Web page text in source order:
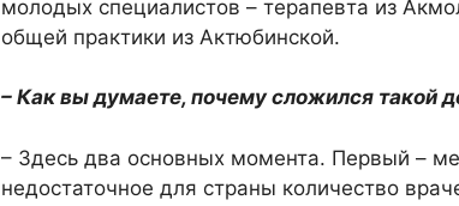
молодых специалистов – терапевта из
общей практики из Актюбинской.
– Как вы думаете, почему сложился такой
– Здесь два основных момента. Первый –
недостаточное для страны количество